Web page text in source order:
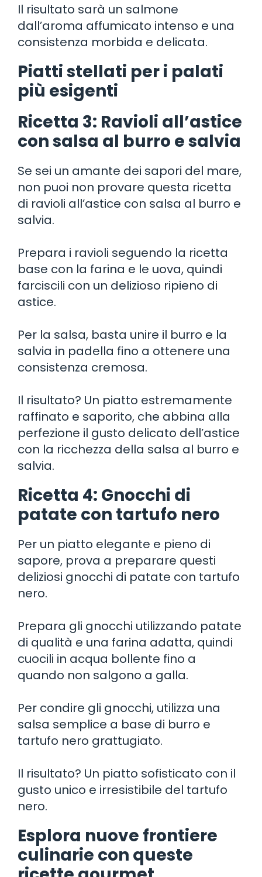
Il risultato sarà un salmone
dall’aroma affumicato intenso e una
consistenza morbida e delicata.
Piatti stellati per i palati
più esigenti
Ricetta 3: Ravioli all’astice
con salsa al burro e salvia
Se sei un amante dei sapori del mare,
non puoi non provare questa ricetta
di ravioli all’astice con salsa al burro e
salvia.
Prepara i ravioli seguendo la ricetta
base con la farina e le uova, quindi
farciscili con un delizioso ripieno di
astice.
Per la salsa, basta unire il burro e la
salvia in padella fino a ottenere una
consistenza cremosa.
Il risultato? Un piatto estremamente
raffinato e saporito, che abbina alla
perfezione il gusto delicato dell’astice
con la ricchezza della salsa al burro e
salvia.
Ricetta 4: Gnocchi di
patate con tartufo nero
Per un piatto elegante e pieno di
sapore, prova a preparare questi
deliziosi gnocchi di patate con tartufo
nero.
Prepara gli gnocchi utilizzando patate
di qualità e una farina adatta, quindi
cuocili in acqua bollente fino a
quando non salgono a galla.
Per condire gli gnocchi, utilizza una
salsa semplice a base di burro e
tartufo nero grattugiato.
Il risultato? Un piatto sofisticato con il
gusto unico e irresistibile del tartufo
nero.
Esplora nuove frontiere
culinarie con queste